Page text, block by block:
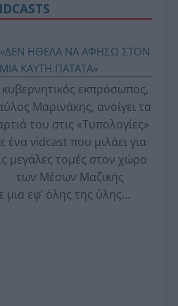
ΗΘΕΛΑ ΝΑ ΑΦΗΣΩ ΣΤΟΝ
ΚΑΥΤΗ ΠΑΤΑΤΑ»
εκπρόσωπος,
Μαρινάκης, ανοίγει τα
του στις «Τυπολογίες»
ένα vidcast που μιλάει για
μεγάλες τομές στον χώρο
των Μέσων Μαζικής
εφ’ όλης της ύλης